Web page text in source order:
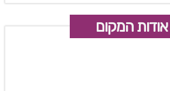
אודות המקום